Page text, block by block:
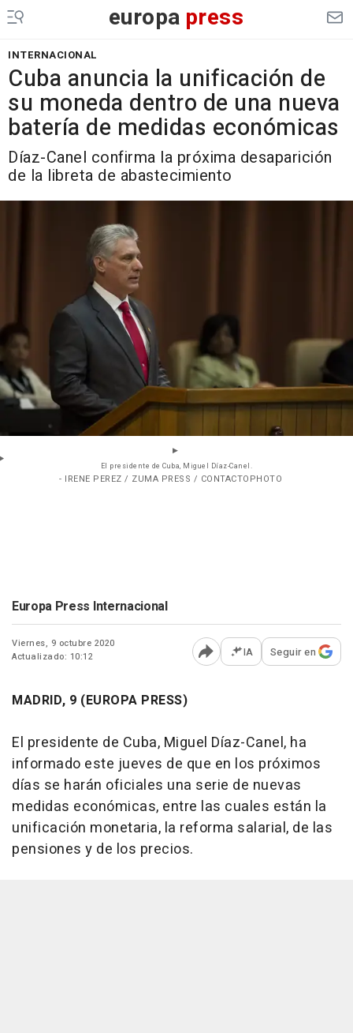
europa press
INTERNACIONAL
Cuba anuncia la unificación de
su moneda dentro de una nueva
batería de medidas económicas
Díaz-Canel confirma la próxima desaparición
de la libreta de abastecimiento
El presidente de Cuba, Miguel Díaz-Canel.
- IRENE PEREZ / ZUMA PRESS / CONTACTOPHOTO
Europa Press Internacional
Viernes, 9 octubre 2020
Actualizado: 10:12
Abrir opciones para
IA Seguir en
MADRID, 9 (EUROPA PRESS)
El presidente de Cuba, Miguel Díaz-Canel, ha
informado este jueves de que en los próximos
días se harán oficiales una serie de nuevas
medidas económicas, entre las cuales están la
unificación monetaria, la reforma salarial, de las
pensiones y de los precios.